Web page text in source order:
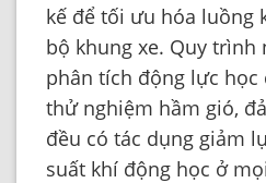
kế để tối ưu hóa luồng
bộ khung xe. Quy trình
phân tích động lực học
thử nghiệm hầm gió,
đều có tác dụng giảm
suất khí động học ở